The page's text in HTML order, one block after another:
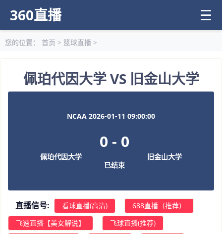
360直播 ☰
您的位置： 首页 > 篮球直播 >
佩珀代因大学 VS 旧金山大学
NCAA 2026-01-11 09:00:00
佩珀代因大学
0 - 0
已结束
旧金山大学
直播信号: 看球直播(高清)
688直播（推荐）
飞速直播【美女解说】
飞球直播(推荐)